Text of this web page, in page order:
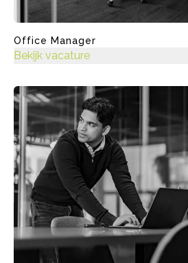
Office Manager
Bekijk vacature